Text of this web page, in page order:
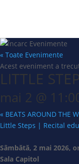
« Toate Evenimente
Acest eveniment a
LITTLE
mai 2 @
« BEATS AROUND THE
Little Steps | Recital
Sâmbătă, 2 mai 2026,
Sala Capitol